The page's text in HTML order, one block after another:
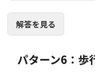
解答を見る
パターン6：歩